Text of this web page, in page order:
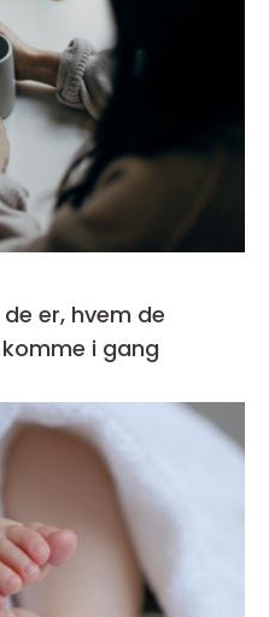
er, hvem de
i gang